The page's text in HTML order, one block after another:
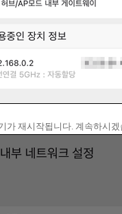
가 재시작됩니다. 계속하시